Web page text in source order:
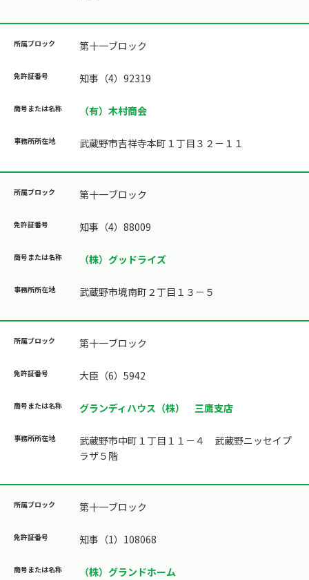
第十一ブロック
知事（4）92319
（有）木村商会
武蔵野市吉祥寺本町１丁目３２－１１
第十一ブロック
知事（4）88009
（株）グッドライズ
武蔵野市境南町２丁目１３－５
第十一ブロック
大臣（6）5942
グランディハウス（株） 三鷹支店
武蔵野市中町１丁目１１－４ 武蔵野ニッセイプ
ラザ５階
第十一ブロック
知事（1）108068
（株）グランドホーム